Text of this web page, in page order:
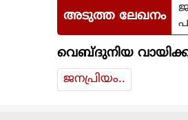
അടുത്ത ലേഖനം
വെബ്ദുനിയ
ജനപ്രിയം..